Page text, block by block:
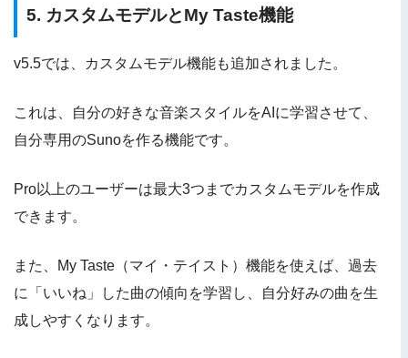
5. カスタムモデルとMy Taste機能
v5.5では、カスタムモデル機能も追加されました。
これは、自分の好きな音楽スタイルをAIに学習させて、
自分専用のSunoを作る機能です。
Pro以上のユーザーは最大3つまでカスタムモデルを作成
できます。
また、My Taste（マイ・テイスト）機能を使えば、過去
に「いいね」した曲の傾向を学習し、自分好みの曲を生
成しやすくなります。